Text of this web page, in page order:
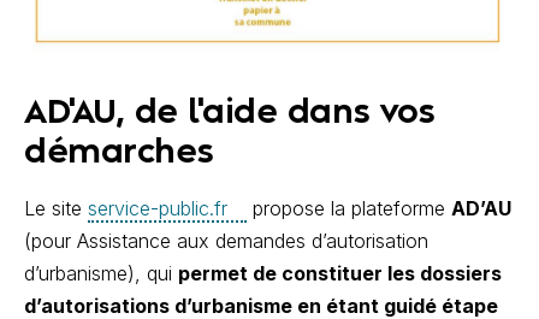
AD'AU, de l'aide dans vos
démarches
Le site service-public.fr propose la plateforme AD’AU
(pour Assistance aux demandes d’autorisation
d’urbanisme), qui permet de constituer les dossiers
d’autorisations d’urbanisme en étant guidé étape